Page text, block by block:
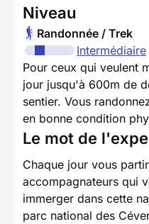
Niveau
Randonnée / Trek
Intermédiaire
Pour ceux qui veulent
jour jusqu'à 600m de
sentier. Vous
en bonne condition
Le mot de
Chaque jour vous
accompagnateurs qui
immerger dans cette
parc national des